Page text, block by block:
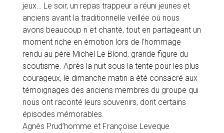
jeux… Le soir, un repas trappeur a réuni jeunes et
anciens avant la traditionnelle veillée où nous
avons beaucoup ri et chanté, tout en partageant un
moment riche en émotion lors de l’hommage
rendu au père Michel Le Blond, grande figure du
scoutisme. Après la nuit sous la tente pour les plus
courageux, le dimanche matin a été consacré aux
témoignages des anciens membres du groupe qui
nous ont raconté leurs souvenirs, dont certains
épisodes mémorables.
Agnès Prud’homme et Françoise Leveque